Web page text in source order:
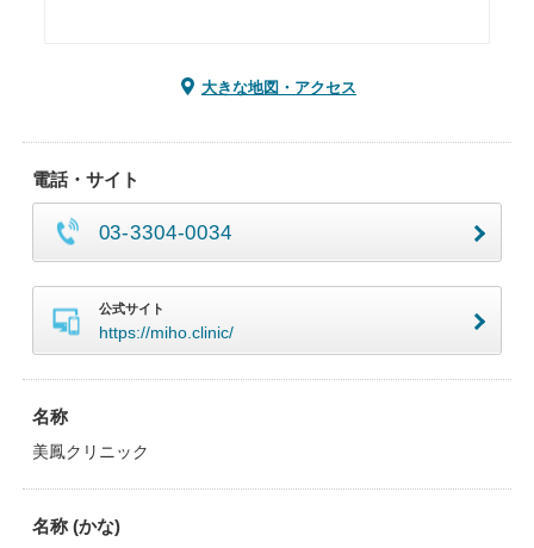
大きな地図・アクセス
電話・サイト
03-3304-0034
公式サイト
https://miho.clinic/
名称
美鳳クリニック
名称 (かな)